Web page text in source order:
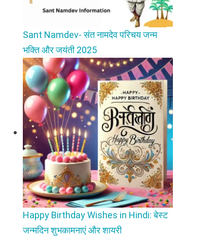
Sant Namdev- संत नामदेव परिचय जन्म
भक्ति और जयंती 2025
Happy Birthday Wishes in Hindi: बेस्ट
जन्मदिन शुभकामनाएं और शायरी